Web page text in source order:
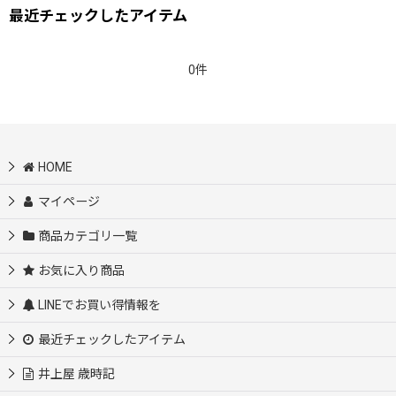
最近チェックしたアイテム
0件
HOME
マイページ
商品カテゴリ一覧
お気に入り商品
LINEでお買い得情報を
最近チェックしたアイテム
井上屋 歳時記